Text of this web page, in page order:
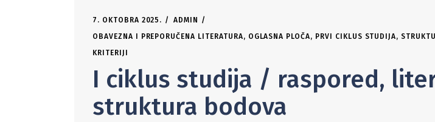
7. OKTOBRA 2025.
ADMIN
OBAVEZNA I PREPORUČENA LITERATURA, OGLASNA PLOČA, PRVI CIKLUS STUDIJA,
KRITERIJI
I ciklus studija / raspored,
struktura bodova